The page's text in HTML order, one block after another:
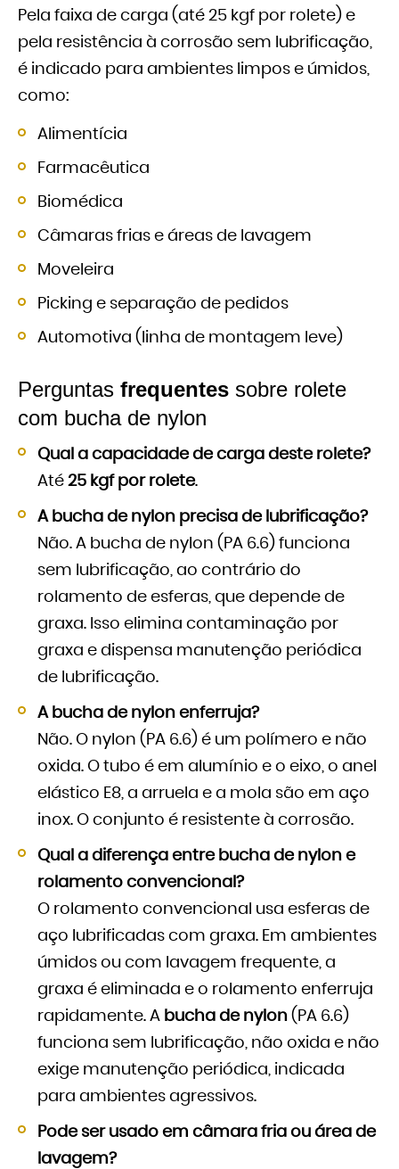
Pela faixa de carga (até 25 kgf por rolete) e
pela resistência à corrosão sem lubrificação,
é indicado para ambientes limpos e úmidos,
como:
Alimentícia
Farmacêutica
Biomédica
Câmaras frias e áreas de lavagem
Moveleira
Picking e separação de pedidos
Automotiva (linha de montagem leve)
Perguntas frequentes sobre rolete
com bucha de nylon
Qual a capacidade de carga deste rolete?
Até 25 kgf por rolete.
A bucha de nylon precisa de lubrificação?
Não. A bucha de nylon (PA 6.6) funciona
sem lubrificação, ao contrário do
rolamento de esferas, que depende de
graxa. Isso elimina contaminação por
graxa e dispensa manutenção periódica
de lubrificação.
A bucha de nylon enferruja?
Não. O nylon (PA 6.6) é um polímero e não
oxida. O tubo é em alumínio e o eixo, o anel
elástico E8, a arruela e a mola são em aço
inox. O conjunto é resistente à corrosão.
Qual a diferença entre bucha de nylon e
rolamento convencional?
O rolamento convencional usa esferas de
aço lubrificadas com graxa. Em ambientes
úmidos ou com lavagem frequente, a
graxa é eliminada e o rolamento enferruja
rapidamente. A bucha de nylon (PA 6.6)
funciona sem lubrificação, não oxida e não
exige manutenção periódica, indicada
para ambientes agressivos.
Pode ser usado em câmara fria ou área de
lavagem?